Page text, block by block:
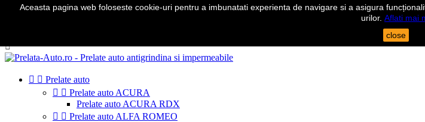
Telefon:0724 571 115

  Prelate auto
  Prelate auto ACURA
Prelate auto ACURA RDX
  Prelate auto ALFA ROMEO
Aceasta pagina web foloseste cookie-uri pentru a imbunatati experienta de navigare si a asigura
urilor. Aflati mai
close